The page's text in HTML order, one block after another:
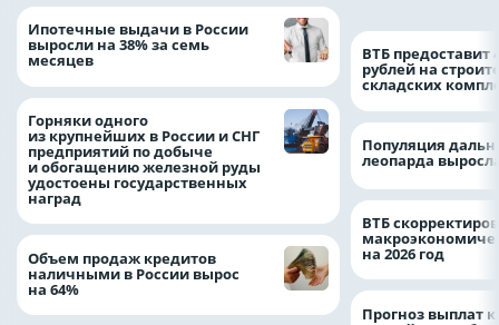
Ипотечные выдачи в России
выросли на 38% за семь
месяцев
Горняки одного
из крупнейших в России и СНГ
предприятий по добыче
и обогащению железной руды
удостоены государственных
наград
Объем продаж кредитов
наличными в России вырос
на 64%
ВТБ предоставит
рублей на
складских
Популяция
леопарда
ВТБ
на 2026 год
Прогноз выплат